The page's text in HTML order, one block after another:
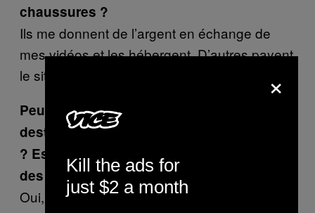
chaussures ?
Ils me donnent de l’argent en échange de
mes vidéos et les hébergent. D’autres payent
le site pour pouvoir les regarder.
Peux-tu me parler de la communauté des
destructeurs de chaussures sur YouTube
? Est-ce que vous vous envoyez parfois
des chaussures à détruire ?
Oui, parfois. Des gens m’ont demandé de
×
Kill the ads for
just $2 a month